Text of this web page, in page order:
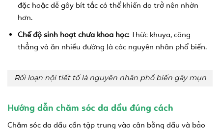
đặc hoặc dễ gây bít tắc có thể khiến da trở nên nhờn
hơn.
Chế độ sinh hoạt chưa khoa học:Thức khuya, căng
thẳng và ăn nhiều đường là các nguyên nhân phổ biến.
Rối loạn nội tiết tố là nguyên nhân phổ biến gây mụn
Hướng dẫn chăm sóc da dầu đúng cách
Chăm sóc da dầu cần tập trung vào cân bằng dầu và bảo